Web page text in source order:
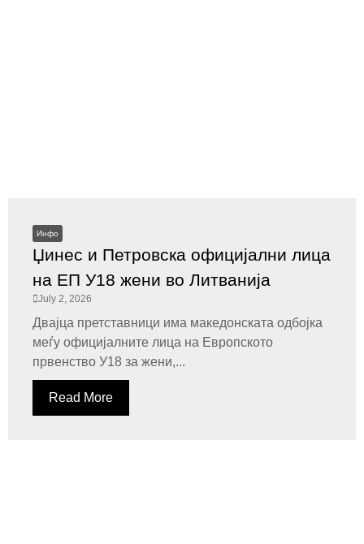
Инфо
Џинес и Петровска официјални лица
на ЕП У18 жени во Литванија
July 2, 2026
Двајца претставници има македонската одбојка
меѓу официјалните лица на Европското
првенство У18 за жени,...
Read More